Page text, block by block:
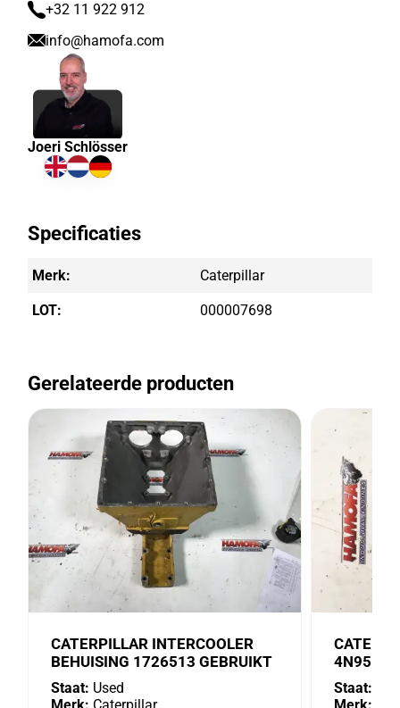
+32 11 922 912
info@hamofa.com
Joeri Schlösser
Specificaties
Merk: Caterpillar
LOT: 000007698
Gerelateerde producten
CATERPILLAR INTERCOOLER
BEHUISING 1726513 GEBRUIKT
Staat: Used
4N9518
Staat: